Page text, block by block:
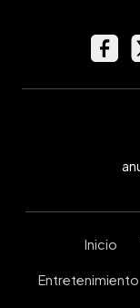
Inicio
Entretenimiento